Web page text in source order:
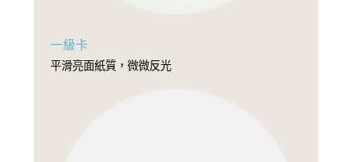
一級卡
平滑亮面紙質，微微反光